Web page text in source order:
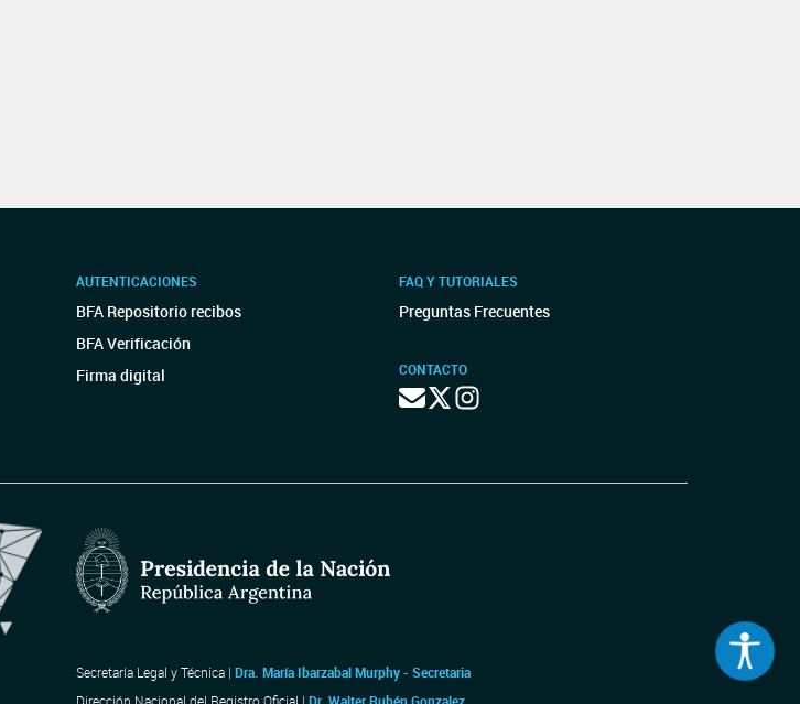
AUTENTICACIONES
BFA Repositorio recibos
BFA Verificación
Firma digital
FAQ Y TUTORIALES
Preguntas Frecuentes
CONTACTO
Secretaría Legal y Técnica | Dra. María Ibarzabal Murphy - Secretaria
Dirección Nacional del Registro Oficial | Dr. Walter Rubén Gonzalez